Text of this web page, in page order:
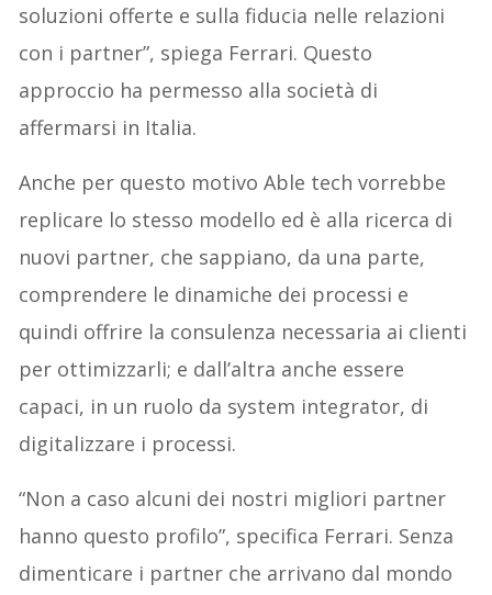
soluzioni offerte e sulla fiducia nelle relazioni
con i partner”, spiega Ferrari. Questo
approccio ha permesso alla società di
affermarsi in Italia.
Anche per questo motivo Able tech vorrebbe
replicare lo stesso modello ed è alla ricerca di
nuovi partner, che sappiano, da una parte,
comprendere le dinamiche dei processi e
quindi offrire la consulenza necessaria ai clienti
per ottimizzarli; e dall’altra anche essere
capaci, in un ruolo da system integrator, di
digitalizzare i processi.
“Non a caso alcuni dei nostri migliori partner
hanno questo profilo”, specifica Ferrari. Senza
dimenticare i partner che arrivano dal mondo